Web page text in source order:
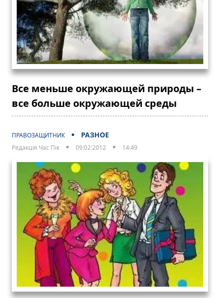
Все меньше окружающей природы –
все больше окружающей среды
ПРАВОЗАЩИТНИК РАЗНОЕ
Редакція Час Пік 09:02:2012 14:49